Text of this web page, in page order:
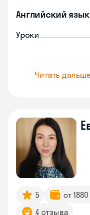
Английский язык
Уроки
Читать
5 от
4 отзыва